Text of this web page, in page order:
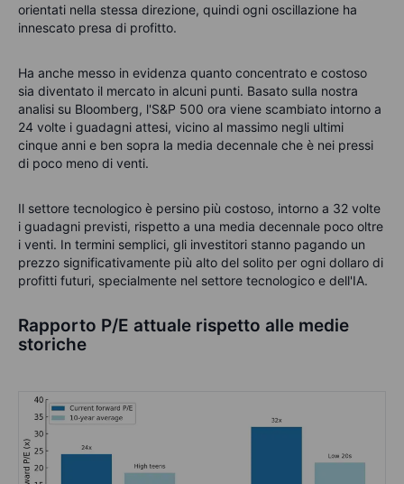
orientati nella stessa direzione, quindi ogni oscillazione ha
innescato presa di profitto.
Ha anche messo in evidenza quanto concentrato e costoso
sia diventato il mercato in alcuni punti. Basato sulla nostra
analisi su Bloomberg, l'S&P 500 ora viene scambiato intorno a
24 volte i guadagni attesi, vicino al massimo negli ultimi
cinque anni e ben sopra la media decennale che è nei pressi
di poco meno di venti.
Il settore tecnologico è persino più costoso, intorno a 32 volte
i guadagni previsti, rispetto a una media decennale poco oltre
i venti. In termini semplici, gli investitori stanno pagando un
prezzo significativamente più alto del solito per ogni dollaro di
profitti futuri, specialmente nel settore tecnologico e dell'IA.
Rapporto P/E attuale rispetto alle medie
storiche